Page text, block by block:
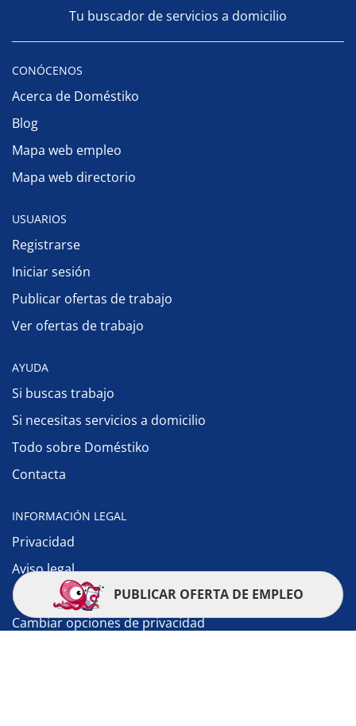
Tu buscador de servicios a domicilio
CONÓCENOS
Acerca de Doméstiko
Blog
Mapa web empleo
Mapa web directorio
USUARIOS
Registrarse
Iniciar sesión
Publicar ofertas de trabajo
Ver ofertas de trabajo
AYUDA
Si buscas trabajo
Si necesitas servicios a domicilio
Todo sobre Doméstiko
Contacta
INFORMACIÓN LEGAL
Privacidad
Aviso legal
Política de cookies
Cambiar opciones de privacidad
PUBLICAR OFERTA DE EMPLEO